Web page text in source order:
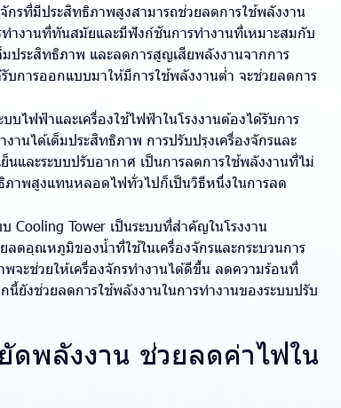
จักรที่มีประสิทธิภาพสูงสามารถช่วยลดการใช้พลังงาน
ำงานที่ทันสมัยและมีฟังก์ชันการทำงานที่เหมาะสมกับ
มประสิทธิภาพ และลดการสูญเสียพลังงานจากการ
บการออกแบบมาให้มีการใช้พลังงานต่ำ จะช่วยลดการ
บบไฟฟ้าและเครื่องใช้ไฟฟ้าในโรงงานต้องได้รับการ
านได้เต็มประสิทธิภาพ การปรับปรุงเครื่องจักรและ
และระบบปรับอากาศ เป็นการลดการใช้พลังงานที่ไม่
าพสูงแทนหลอดไฟทั่วไปก็เป็นวิธีหนึ่งในการลด
บ Cooling Tower เป็นระบบที่สำคัญในโรงงาน
ดอุณหภูมิของน้ำที่ใช้ในเครื่องจักรและกระบวนการ
จะช่วยให้เครื่องจักรทำงานได้ดีขึ้น ลดความร้อนที่
ยังช่วยลดการใช้พลังงานในการทำงานของระบบปรับ
ดพลังงาน ช่วยลดค่าไฟใน